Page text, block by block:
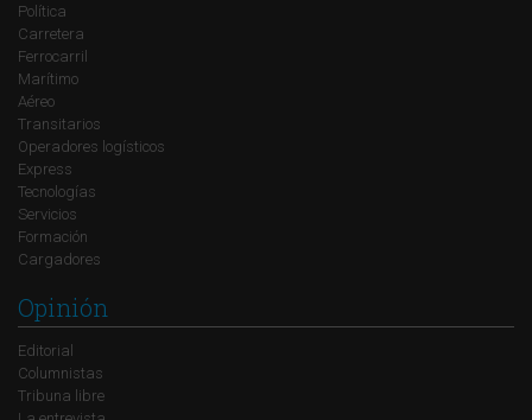
Política
Carretera
Ferrocarril
Marítimo
Aéreo
Transitarios
Operadores logísticos
Express
Tecnologías
Servicios
Formación
Cargadores
Opinión
Editorial
Columnistas
Tribuna libre